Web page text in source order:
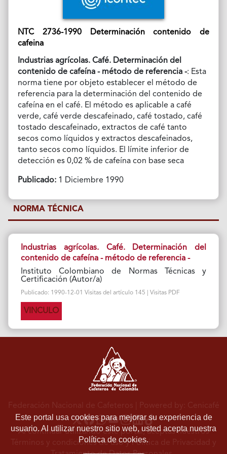
NTC 2736-1990 Determinación contenido de
cafeina
Industrias agrícolas. Café. Determinación del
contenido de cafeína - método de referencia -: Esta
norma tiene por objeto establecer el método de
referencia para la determinación del contenido de
cafeína en el café. El método es aplicable a café
verde, café verde descafeinado, café tostado, café
tostado descafeinado, extractos de café tanto
secos como líquidos y extractos descafeinados,
tanto secos como líquidos. El límite inferior de
detección es 0,02 % de cafeína con base seca
Publicado:1 Diciembre 1990
NORMA TÉCNICA
Industrias agrícolas. Café. Determinación del
contenido de cafeína - método de referencia -
Instituto Colombiano de Normas Técnicas y
Certificación (Autor/a)
Publicado: 1990-12-01 Visitas del artículo 145 | Visitas PDF
VINCULO
Este portal usa cookies para mejorar su experiencia de
usuario. Al utilizar nuestro sitio web, usted acepta nuestra
Política de cookies.
Federación Nacional de Cafeteros | Powered by: Cenicafé
Al continuar utilizando este portal, aceptas nuestros
Términos y condiciones de usoyPolítica de Privacidad y